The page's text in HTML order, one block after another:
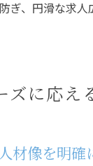
ぎ、円滑な求
ズに応え
材像を明確